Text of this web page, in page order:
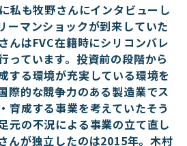
に私も牧野さんにインタビューし
ーマンショックが到来していた
んはFVC在籍時にシリコンバレ
っています。投資前の段階から
する環境が充実している環境を
際的な競争力のある製造業でス
育成する事業を考えていたそう
元の不況による事業の立て直し
んが独立したのは2015年。木村